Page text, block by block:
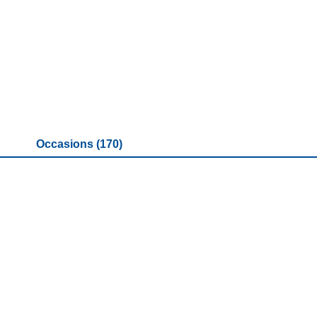
Occasions (170)